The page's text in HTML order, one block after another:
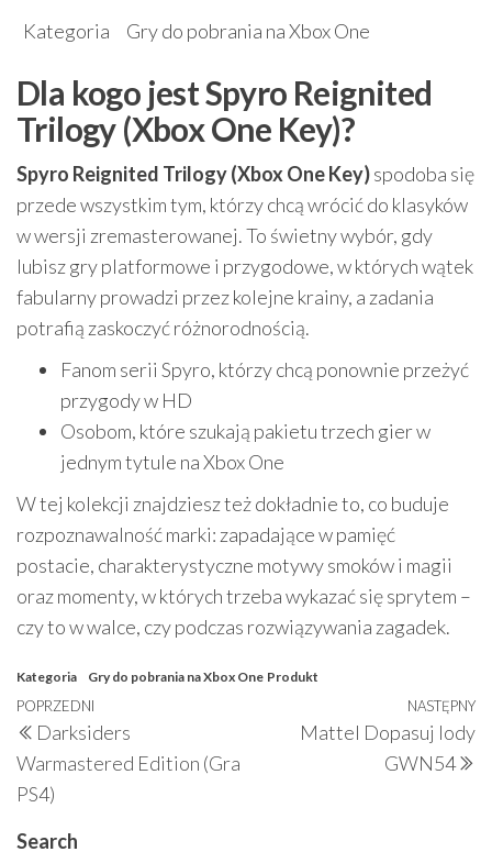
Kategoria
Gry do pobrania na Xbox One
Dla kogo jest Spyro Reignited
Trilogy (Xbox One Key)?
Spyro Reignited Trilogy (Xbox One Key)spodoba się
przede wszystkim tym, którzy chcą wrócić do klasyków
w wersji zremasterowanej. To świetny wybór, gdy
lubisz gry platformowe i przygodowe, w których wątek
fabularny prowadzi przez kolejne krainy, a zadania
potrafią zaskoczyć różnorodnością.
Fanom serii Spyro, którzy chcą ponownie przeżyć
przygody w HD
Osobom, które szukają pakietu trzech gier w
jednym tytule na Xbox One
W tej kolekcji znajdziesz też dokładnie to, co buduje
rozpoznawalność marki: zapadające w pamięć
postacie, charakterystyczne motywy smoków i magii
oraz momenty, w których trzeba wykazać się sprytem –
czy to w walce, czy podczas rozwiązywania zagadek.
Kategoria Gry do pobrania na Xbox One Produkt
Nawigacja
wpisu
Poprzedni
wpis
POPRZEDNI
Darksiders
Warmastered Edition (Gra
PS4)
NASTĘPNY
Mattel Dopasuj lody
GWN54
Search